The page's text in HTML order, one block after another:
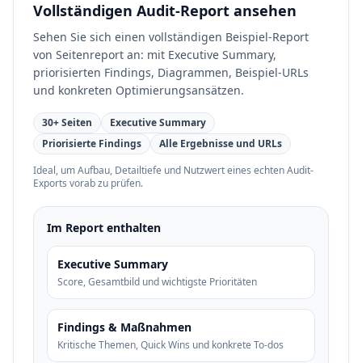
Vollständigen Audit-Report ansehen
Sehen Sie sich einen vollständigen Beispiel-Report
von Seitenreport an: mit Executive Summary,
priorisierten Findings, Diagrammen, Beispiel-URLs
und konkreten Optimierungsansätzen.
30+ Seiten
Executive Summary
Priorisierte Findings
Alle Ergebnisse und URLs
Ideal, um Aufbau, Detailtiefe und Nutzwert eines echten Audit-
Exports vorab zu prüfen.
Im Report enthalten
Executive Summary
Score, Gesamtbild und wichtigste Prioritäten
Findings & Maßnahmen
Kritische Themen, Quick Wins und konkrete To-dos